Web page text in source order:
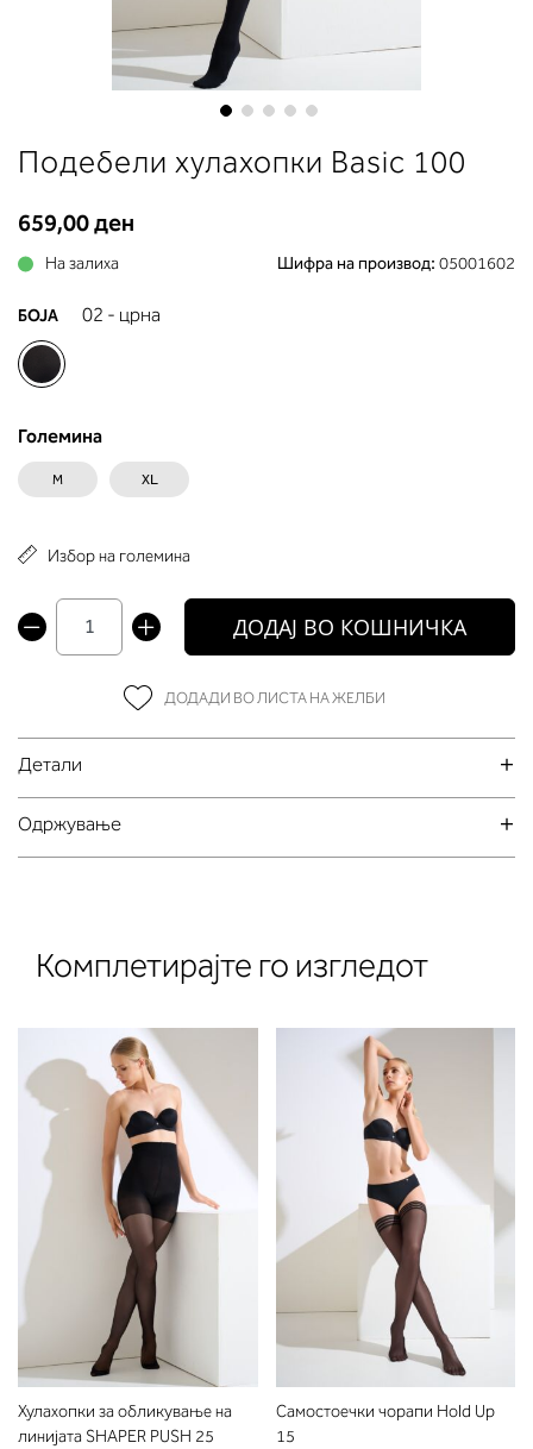
to
beginning
of
the
gallery
Подебели хулахопки Basic 100
659,00 ден
На залиха Шифра на производ: 05001602
БОЈА 02 - црна
Големина
M XL
Избор на големина
ДОДАЈ ВО КОШНИЧКА
ДОДАДИ ВО ЛИСТА НА ЖЕЛБИ
Детали
Oдржување
Комплетирајте го изгледот
Хулахопки за обликување на
линијата SHAPER PUSH 25
Самостоечки чорапи Hold Up
15
Во делот 2 ќе прочитате која
длабочина на корпата одговара
вашето мерење (А, Б...) -
во колоната што сте ја